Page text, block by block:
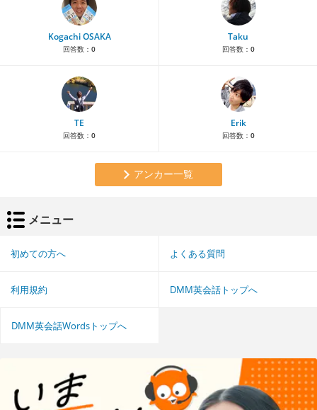
Kogachi OSAKA
回答数： 0
Taku
回答数： 0
TE
回答数： 0
Erik
回答数： 0
アンカー一覧
メニュー
初めての方へ よくある質問
利用規約 DMM英会話トップへ
DMM英会話Wordsトップへ